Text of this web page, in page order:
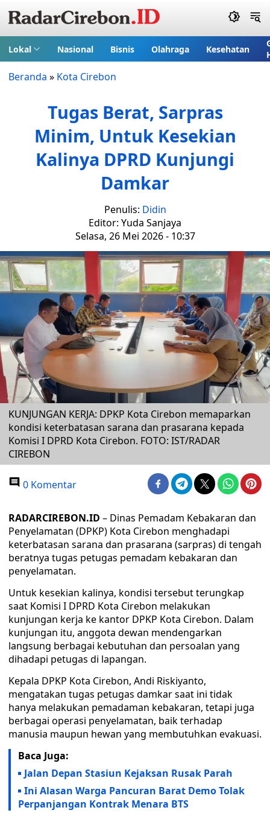
Lokal Nasional Bisnis Olahraga Kesehatan
Beranda » Kota Cirebon
Tugas Berat, Sarpras
Minim, Untuk Kesekian
Kalinya DPRD Kunjungi
Damkar
Penulis: Didin
Editor: Yuda Sanjaya
Selasa, 26 Mei 2026 - 10:37
KUNJUNGAN KERJA: DPKP Kota Cirebon memaparkan
kondisi keterbatasan sarana dan prasarana kepada
Komisi I DPRD Kota Cirebon. FOTO: IST/RADAR
CIREBON
0 Komentar
RADARCIREBON.ID – Dinas Pemadam Kebakaran dan
Penyelamatan (DPKP) Kota Cirebon menghadapi
keterbatasan sarana dan prasarana (sarpras) di tengah
beratnya tugas petugas pemadam kebakaran dan
penyelamatan.
Untuk kesekian kalinya, kondisi tersebut terungkap
saat Komisi I DPRD Kota Cirebon melakukan
kunjungan kerja ke kantor DPKP Kota Cirebon. Dalam
kunjungan itu, anggota dewan mendengarkan
langsung berbagai kebutuhan dan persoalan yang
dihadapi petugas di lapangan.
Kepala DPKP Kota Cirebon, Andi Riskiyanto,
mengatakan tugas petugas damkar saat ini tidak
hanya melakukan pemadaman kebakaran, tetapi juga
berbagai operasi penyelamatan, baik terhadap
manusia maupun hewan yang membutuhkan evakuasi.
Baca Juga:
Jalan Depan Stasiun Kejaksan Rusak Parah
Ini Alasan Warga Pancuran Barat Demo Tolak
Perpanjangan Kontrak Menara BTS